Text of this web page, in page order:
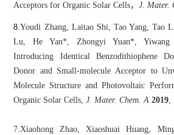
Acceptors for Organic Solar Cells，J. Mater.
8.Youdi Zhang, Laitao Shi, Tao Yang, Tao
Lu, He Yan*, Zhongyi Yuan*, Yiwang
Introducing Identical Benzodithiophene
Donor and Small-molecule Acceptor to
Molecule Structure and Photovoltaic
Organic Solar Cells,J. Mater. Chem. A 2019,
7.Xiaohong Zhao, Xiaoshuai Huang,